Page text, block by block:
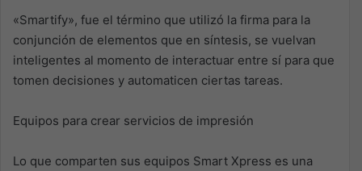
«Smartify», fue el término que utilizó la firma para la
conjunción de elementos que en síntesis, se vuelvan
inteligentes al momento de interactuar entre sí para que
tomen decisiones y automaticen ciertas tareas.
Equipos para crear servicios de impresión
Lo que comparten sus equipos Smart Xpress es una